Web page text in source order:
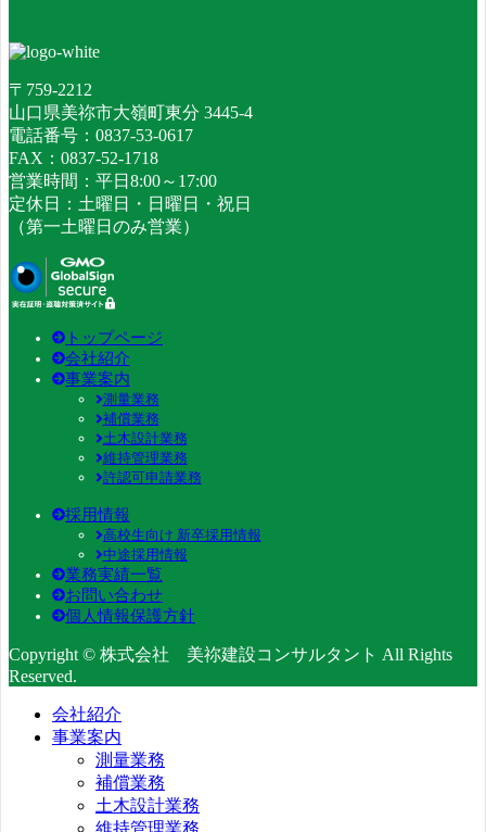
〒759-2212
山口県美祢市大嶺町東分 3445-4
電話番号：0837-53-0617
FAX：0837-52-1718
営業時間：平日8:00～17:00
定休日：土曜日・日曜日・祝日
（第一土曜日のみ営業）
トップページ
会社紹介
事業案内
測量業務
補償業務
土木設計業務
維持管理業務
許認可申請業務
採用情報
高校生向け 新卒採用情報
中途採用情報
業務実績一覧
お問い合わせ
個人情報保護方針
Copyright © 株式会社 美祢建設コンサルタント All Rights
Reserved.
会社紹介
事業案内
測量業務
補償業務
土木設計業務